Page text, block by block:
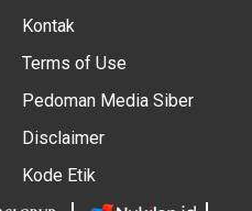
Kontak
Terms of Use
Pedoman Media Siber
Disclaimer
Kode Etik